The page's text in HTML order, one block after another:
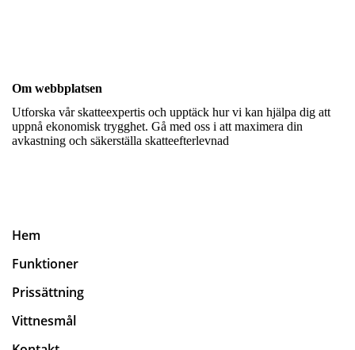
Om webbplatsen
Utforska vår skatteexpertis och upptäck hur vi kan hjälpa dig att
uppnå ekonomisk trygghet. Gå med oss i att maximera din
avkastning och säkerställa skatteefterlevnad
Hem
Funktioner
Prissättning
Vittnesmål